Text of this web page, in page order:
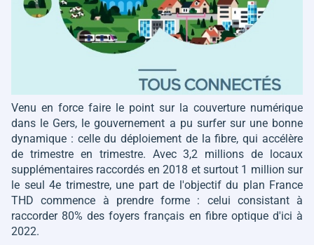
Venu en force faire le point sur la couverture numérique
dans le Gers, le gouvernement a pu surfer sur une bonne
dynamique : celle du déploiement de la fibre, qui accélère
de trimestre en trimestre. Avec 3,2 millions de locaux
supplémentaires raccordés en 2018 et surtout 1 million sur
le seul 4e trimestre, une part de l'objectif du plan France
THD commence à prendre forme : celui consistant à
raccorder 80% des foyers français en fibre optique d'ici à
2022.